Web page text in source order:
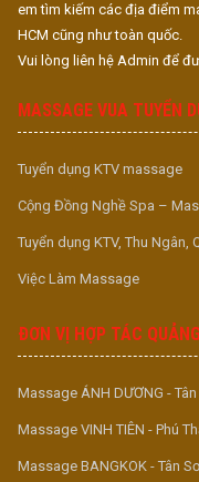
em tìm kiếm các địa điểm
HCM cũng như toàn quốc.
Vui lòng liên hệ Admin để
MASSAGE VUA TUYỂN
Tuyển dụng KTV massage
Cộng Đồng Nghề Spa –
Tuyển dụng KTV, Thu Ngân,
Việc Làm Massage
ĐƠN VỊ HỢP TÁC
Massage ÁNH DƯƠNG -
Massage VINH TIÊN - Phú
Massage BANGKOK - Tân